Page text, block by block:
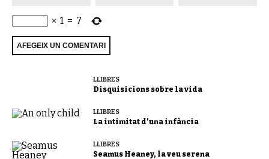
× 1 = 7
LLIBRES
Disquisicions sobre la vida
LLIBRES
La intimitat d’una infància
LLIBRES
Seamus Heaney, la veu serena